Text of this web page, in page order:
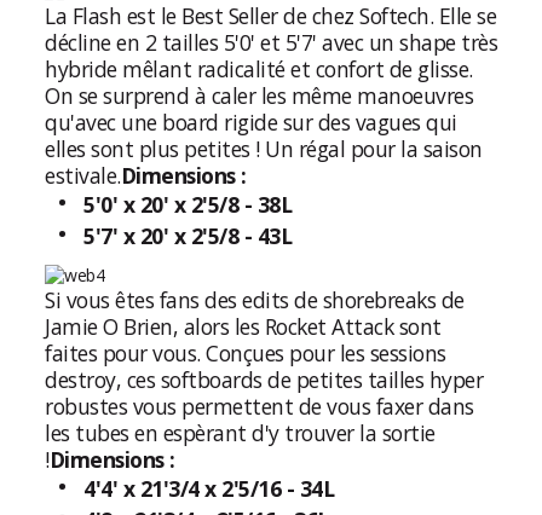
La Flash est le Best Seller de chez Softech. Elle se
décline en 2 tailles 5'0' et 5'7' avec un shape très
hybride mêlant radicalité et confort de glisse.
On se surprend à caler les même manoeuvres
qu'avec une board rigide sur des vagues qui
elles sont plus petites ! Un régal pour la saison
estivale.Dimensions :
5'0' x 20' x 2'5/8 - 38L
5'7' x 20' x 2'5/8 - 43L
Si vous êtes fans des edits de shorebreaks de
Jamie O Brien, alors les Rocket Attack sont
faites pour vous. Conçues pour les sessions
destroy, ces softboards de petites tailles hyper
robustes vous permettent de vous faxer dans
les tubes en espèrant d'y trouver la sortie
!Dimensions :
4'4' x 21'3/4 x 2'5/16 - 34L